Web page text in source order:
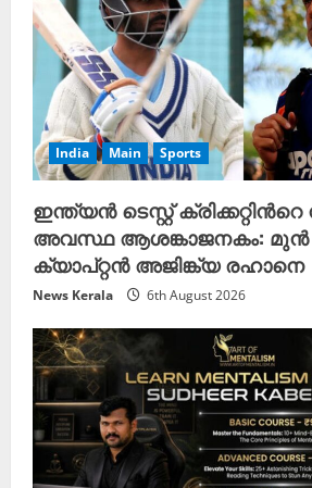
India Main Sports
ഇന്ത്യൻ ടെസ്റ്റ്
അവസ്ഥ ആശങ്കാജനകം:
ക്യാപ്റ്റൻ അജിങ്ക്യ രഹാനെ
News Kerala 6th August 2026